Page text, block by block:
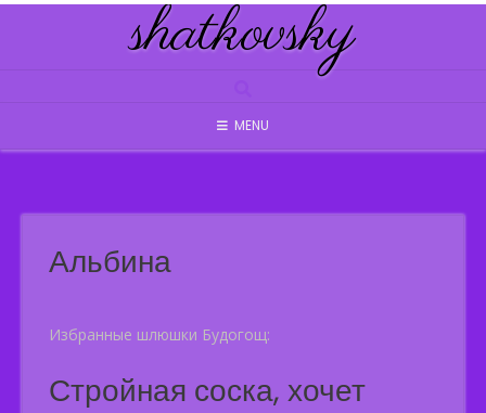
Skip
shatkovsky
MENU
Альбина
Избранные шлюшки Будогощ:
Стройная соска, хочет